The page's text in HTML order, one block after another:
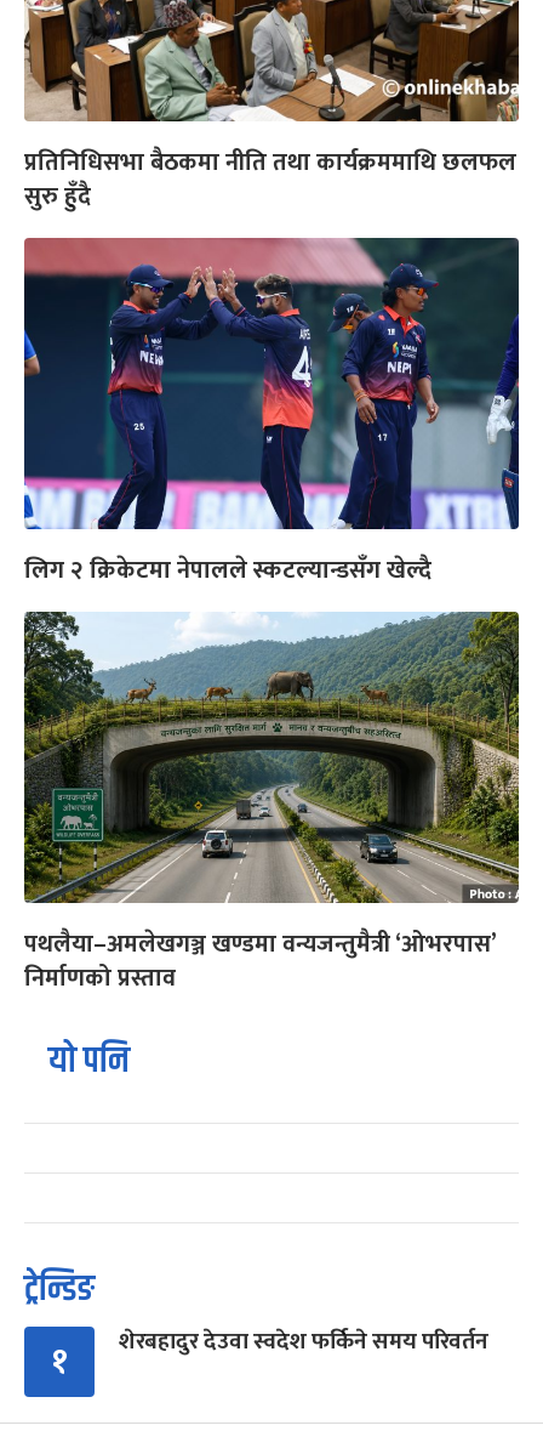
प्रतिनिधिसभा बैठकमा नीति तथा कार्यक्रममाथि छलफल
सुरु हुँदै
लिग २ क्रिकेटमा नेपालले स्कटल्यान्डसँग खेल्दै
पथलैया–अमलेखगञ्ज खण्डमा वन्यजन्तुमैत्री ‘ओभरपास’
निर्माणको प्रस्ताव
यो पनि
ट्रेन्डिङ
१ शेरबहादुर देउवा स्वदेश फर्किने समय परिवर्तन